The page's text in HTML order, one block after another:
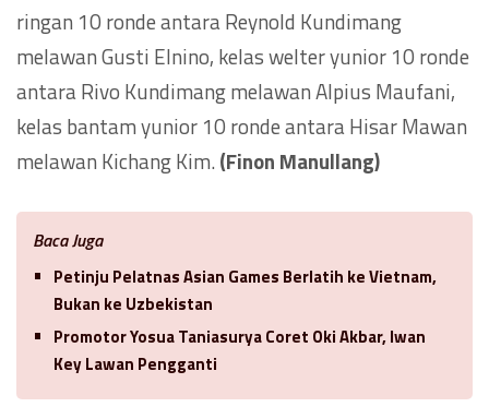
ringan 10 ronde antara Reynold Kundimang
melawan Gusti Elnino, kelas welter yunior 10 ronde
antara Rivo Kundimang melawan Alpius Maufani,
kelas bantam yunior 10 ronde antara Hisar Mawan
melawan Kichang Kim.(Finon Manullang)
Baca Juga
Petinju Pelatnas Asian Games Berlatih ke Vietnam,
Bukan ke Uzbekistan
Promotor Yosua Taniasurya Coret Oki Akbar, Iwan
Key Lawan Pengganti